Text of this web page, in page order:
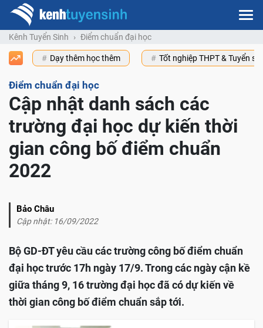
Kênh Tuyển Sinh Điểm chuẩn đại học
Dạy thêm học thêm Tốt nghiệp THPT & Tuyển
Điểm chuẩn đại học
Cập nhật danh sách các
trường đại học dự kiến thời
gian công bố điểm chuẩn
2022
Bảo Châu
Cập nhật: 16/09/2022
Bộ GD-ĐT yêu cầu các trường công bố điểm chuẩn
đại học trước 17h ngày 17/9. Trong các ngày cận kề
giữa tháng 9, 16 trường đại học đã có dự kiến về
thời gian công bố điểm chuẩn sắp tới.